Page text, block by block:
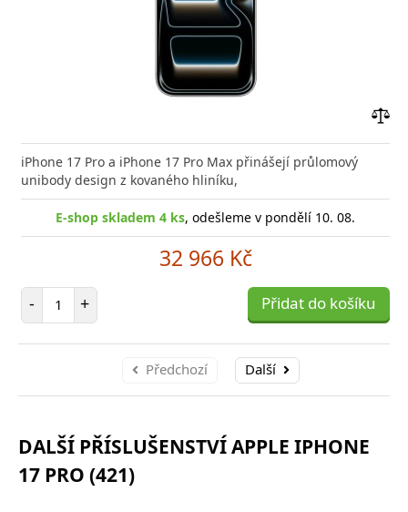
iPhone 17 Pro a iPhone 17 Pro Max přinášejí průlomový
unibody design z kovaného hliníku,
E-shop skladem 4 ks, odešleme v pondělí 10. 08.
32 966 Kč
- Počet položek
+ Přidat do košíku
Předchozí Další
DALŠÍ PŘÍSLUŠENSTVÍ APPLE IPHONE
17 PRO (421)